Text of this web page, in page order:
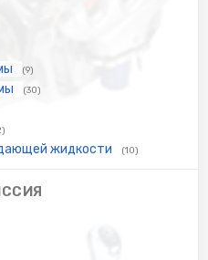
(9)
(30)
жидкости (10)